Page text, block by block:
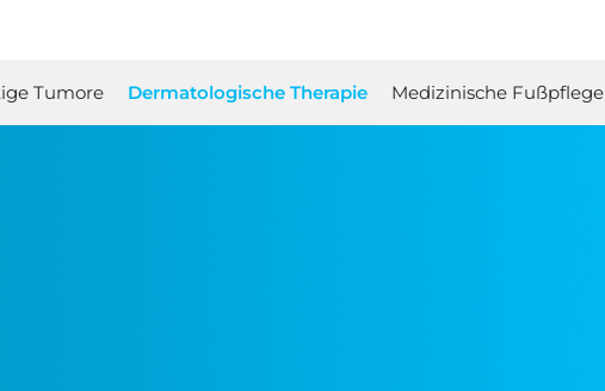
Tumore Dermatologische Therapie Medizinische Fußpflege